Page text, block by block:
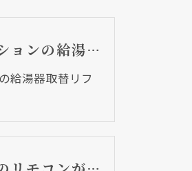
大阪市天王寺区 マンションの給湯器取替リフォーム工事
給湯器取替リフ